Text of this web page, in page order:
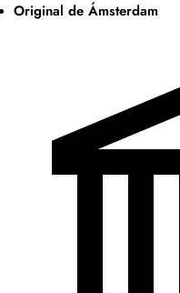
Original de Ámsterdam